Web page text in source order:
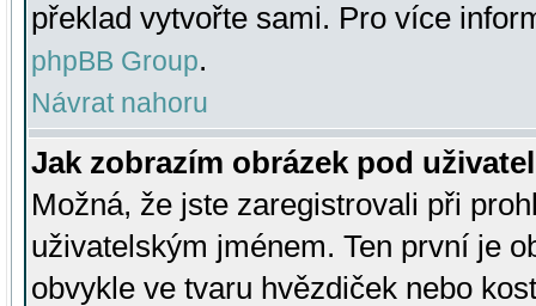
překlad vytvořte sami. Pro více
phpBB Group.
Návrat nahoru
Jak zobrazím obrázek pod
Možná, že jste zaregistrovali při
uživatelským jménem. Ten první je
obvykle ve tvaru hvězdiček nebo